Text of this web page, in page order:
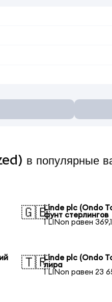
в популярные
🇬🇧Linde plc (Ondo
фунт стерлингов
1 LINon равен
🇹🇷Linde plc (Ondo
лира
1 LINon равен 23